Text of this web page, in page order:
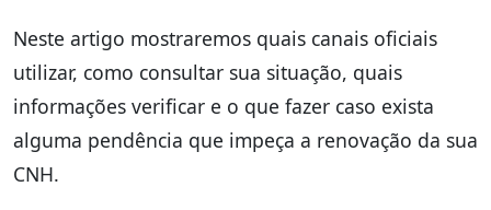
Neste artigo mostraremos quais canais oficiais
utilizar, como consultar sua situação, quais
informações verificar e o que fazer caso exista
alguma pendência que impeça a renovação da sua
CNH.